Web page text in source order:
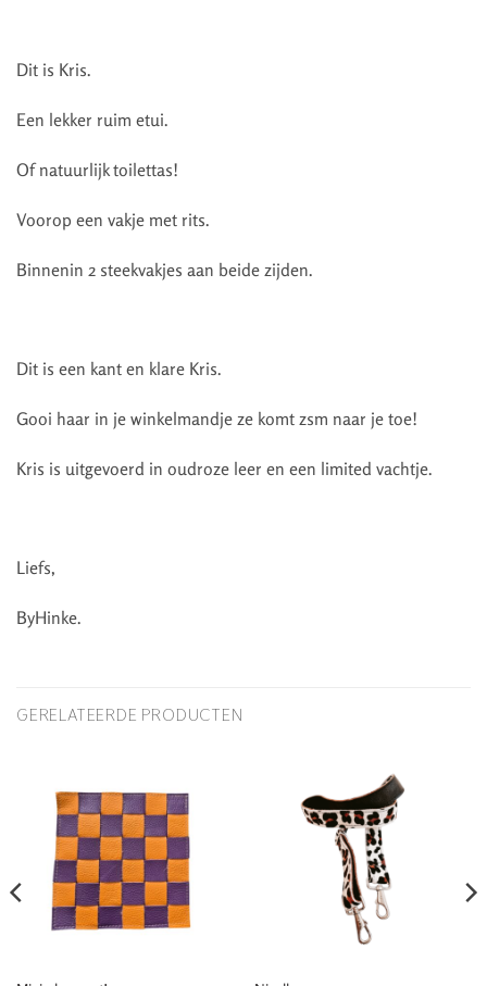
Dit is Kris.
Een lekker ruim etui.
Of natuurlijk toilettas!
Voorop een vakje met rits.
Binnenin 2 steekvakjes aan beide zijden.
Dit is een kant en klare Kris.
Gooi haar in je winkelmandje ze komt zsm naar je toe!
Kris is uitgevoerd in oudroze leer en een limited vachtje.
Liefs,
ByHinke.
GERELATEERDE PRODUCTEN